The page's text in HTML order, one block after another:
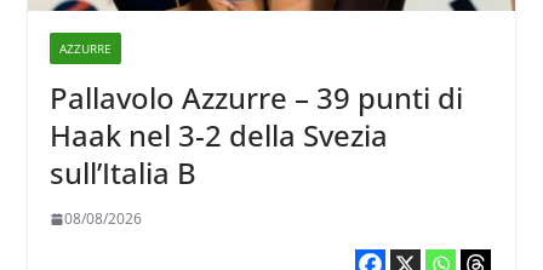
AZZURRE
Pallavolo Azzurre – 39 punti di
Haak nel 3-2 della Svezia
sull’Italia B
08/08/2026